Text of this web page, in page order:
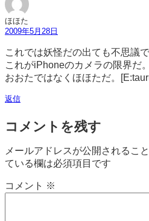
ほほた
2009年5月28日
これでは妖怪だの出ても不思議で
これがiPhoneのカメラの限界だ。
おおたではなくほほただ。
返信
コメントを残す
メールアドレスが公開されるこ
ている欄は必須項目です
コメント ※